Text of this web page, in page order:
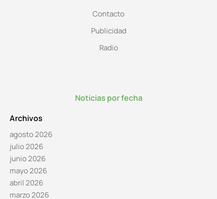
Contacto
Publicidad
Radio
Noticias por fecha
Archivos
agosto 2026
julio 2026
junio 2026
mayo 2026
abril 2026
marzo 2026